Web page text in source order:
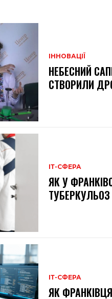
ІННОВАЦІЇ
НЕБЕСНИЙ
СТВОРИЛИ
ІТ-СФЕРА
ЯК У
ТУБЕРКУЛЬОЗ
ІТ-СФЕРА
ЯК